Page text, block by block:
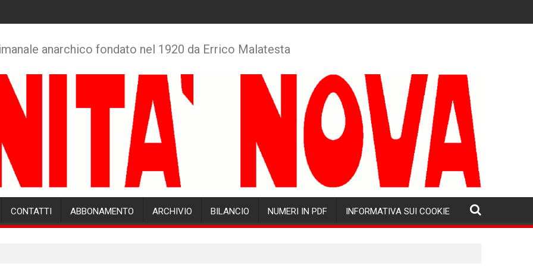
anarchico fondato nel 1920 da Errico Malatesta
CONTATTI ABBONAMENTO ARCHIVIO BILANCIO NUMERI IN PDF INFORMATIVA SUI COOKIE